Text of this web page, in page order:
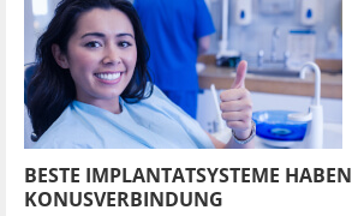
BESTE IMPLANTATSYSTEME HABEN
KONUSVERBINDUNG